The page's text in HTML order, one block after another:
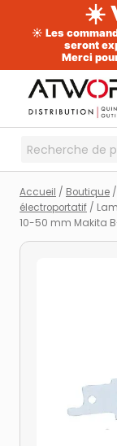
☀️
☀️ Les
seront
Merci
contenu
Recherche
Accueil / Boutique /
électroportatif /
10-50 mm Makita